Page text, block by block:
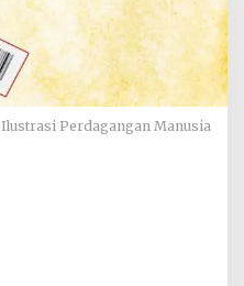
Ilustrasi Perdagangan Manusia